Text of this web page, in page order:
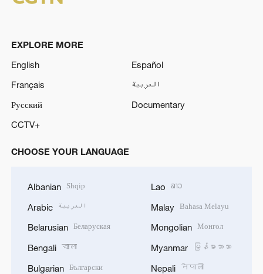
EXPLORE MORE
English
Español
Français
العربية
Русский
Documentary
CCTV+
CHOOSE YOUR LANGUAGE
Albanian Shqip
Arabic العربية
Belarusian Беларуская
Bengali বাংলা
Bulgarian Български
Lao ລາວ
Malay Bahasa Melayu
Mongolian Монгол
Myanmar မြန်မာဘာသာ
Nepali नेपाली